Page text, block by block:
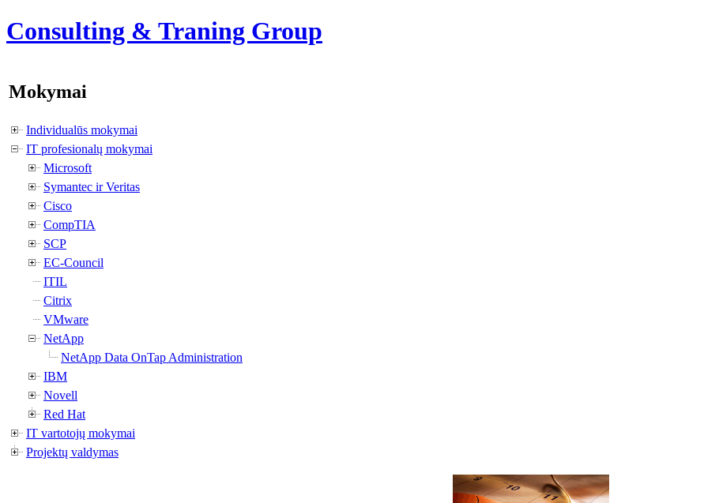
Consulting & Traning Group
Mokymai
Individualūs mokymai
IT profesionalų mokymai
Microsoft
Symantec ir Veritas
Cisco
CompTIA
SCP
EC-Council
ITIL
Citrix
VMware
NetApp
NetApp Data OnTap Administration
IBM
Novell
Red Hat
IT vartotojų mokymai
Projektų valdymas